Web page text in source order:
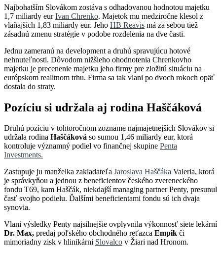
Najbohatším Slovákom zostáva s odhadovanou hodnotou majetku
1,7 miliardy eurIvan Chrenko. Majetok mu medziročne klesol z
vlaňajších 1,83 miliardy eur. Jeho HB Reavis má za sebou tiež
zásadnú zmenu stratégie v podobe rozdelenia na dve časti.
Jednu zameranú na development a druhú spravujúcu hotové
nehnuteľnosti. Dôvodom nižšieho ohodnotenia Chrenkovho
majetku je precenenie majetku jeho firmy pre zložitú situáciu na
európskom realitnom trhu. Firma sa tak vlani po dvoch rokoch opäť
dostala do straty.
Pozíciu si udržala aj rodina Haščáková
Druhú pozíciu v tohtoročnom zozname najmajetnejších Slovákov si
udržala rodina Haščáková so sumou 1,46 miliardy eur, ktorá
kontroluje významný podiel vo finančnej skupine Penta
Investments.
Zastupuje ju manželka zakladateľa Jaroslava Haščáka Valeria, ktorá
je správkyňou a jednou z beneficientov českého zvereneckého
fondu T69, kam Haščák, niekdajší managing partner Penty, presunul
časť svojho podielu. Ďalšími beneficientami fondu sú ich dvaja
synovia.
Vlani výsledky Penty najsilnejšie ovplyvnila výkonnosť siete lekární
Dr. Max, predaj poľského obchodného reťazca Empik či
mimoriadny zisk v hlinikárni Slovalco v Žiari nad Hronom.